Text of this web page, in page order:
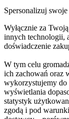
Spersonalizuj
Wyłącznie za
innych technologii,
doświadczenie
W tym celu
ich zachowań oraz
wykorzystujemy do
wyświetlania
statystyk
zgodą i pod